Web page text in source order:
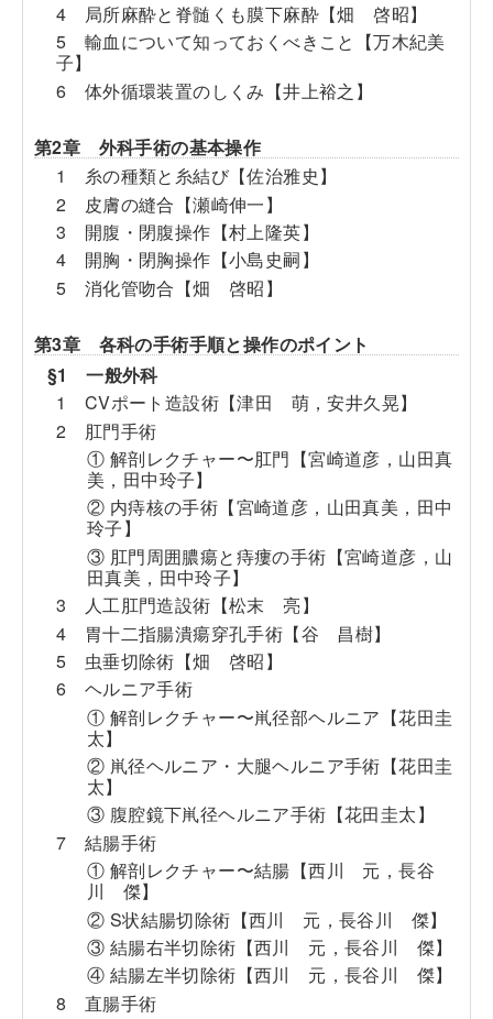
4 局所麻酔と脊髄くも膜下麻酔【畑 啓昭】
5 輸血について知っておくべきこと【万木紀美
子】
6 体外循環装置のしくみ【井上裕之】
第2章 外科手術の基本操作
1 糸の種類と糸結び【佐治雅史】
2 皮膚の縫合【瀬崎伸一】
3 開腹・閉腹操作【村上隆英】
4 開胸・閉胸操作【小島史嗣】
5 消化管吻合【畑 啓昭】
第3章 各科の手術手順と操作のポイント
§1 一般外科
1 CVポート造設術【津田 萌，安井久晃】
2 肛門手術
① 解剖レクチャー〜肛門【宮崎道彦，山田真
美，田中玲子】
② 内痔核の手術【宮崎道彦，山田真美，田中
玲子】
③ 肛門周囲膿瘍と痔瘻の手術【宮崎道彦，山
田真美，田中玲子】
3 人工肛門造設術【松末 亮】
4 胃十二指腸潰瘍穿孔手術【谷 昌樹】
5 虫垂切除術【畑 啓昭】
6 ヘルニア手術
① 解剖レクチャー〜鼡径部ヘルニア【花田圭
太】
② 鼡径ヘルニア・大腿ヘルニア手術【花田圭
太】
③ 腹腔鏡下鼡径ヘルニア手術【花田圭太】
7 結腸手術
① 解剖レクチャー〜結腸【西川 元，長谷
川 傑】
② S状結腸切除術【西川 元，長谷川 傑】
③ 結腸右半切除術【西川 元，長谷川 傑】
④ 結腸左半切除術【西川 元，長谷川 傑】
8 直腸手術